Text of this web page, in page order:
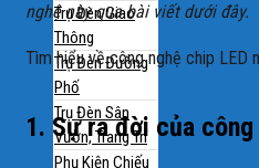
Trụ Đèn Giao
Thông
Trụ Đèn Đường
Phố
Trụ Đèn Sân
Vườn, Trang Trí
Phụ Kiện Chiếu
nghệ này qua bài viết dưới đây.
Tìm hiểu về công nghệ chip LED
1. Sự ra đời của công